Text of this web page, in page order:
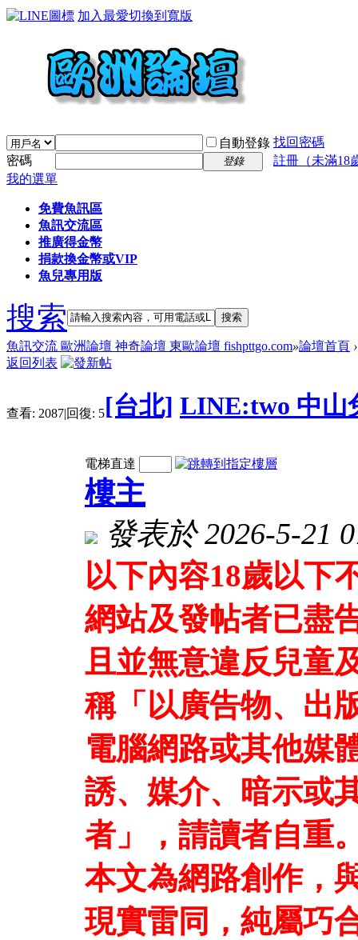
加入最愛切換到寬版
自動登錄 找回密碼
密碼
登錄
註冊（未滿18
我的選單
免費魚訊區
魚訊交流區
推廣得金幣
捐款換金幣或VIP
魚兒專用版
搜索 搜索
魚訊交流 歐洲論壇 神奇論壇 東歐論壇 fishpttgo.com»論壇首頁 ›
返回列表
查看: 2087|回復: 5[台北] LINE:two 中山
電梯直達
樓主
發表於 2026-5-21
以下內容18歲以下
網站及發帖者已盡
且並無意違反兒童
稱「以廣告物、出
電腦網路或其他媒
誘、媒介、暗示或
者」，請讀者自重
本文為網路創作，
現實雷同，純屬巧